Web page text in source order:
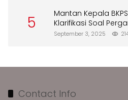
5
Mantan Kepala
Klarifikasi Soal
September 3, 2025
Contact Info